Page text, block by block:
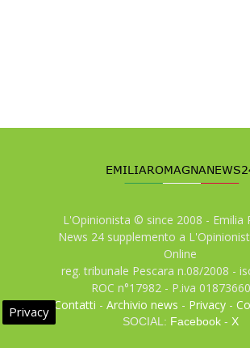
L'Opinionista © since 2008 - Emilia
News 24 supplemento a
Online
reg. tribunale Pescara n.08/2008 -
ROC n°17982 - P.iva
Contatti -Archivio news - Privacy -
SOCIAL: Facebook- X
Privacy